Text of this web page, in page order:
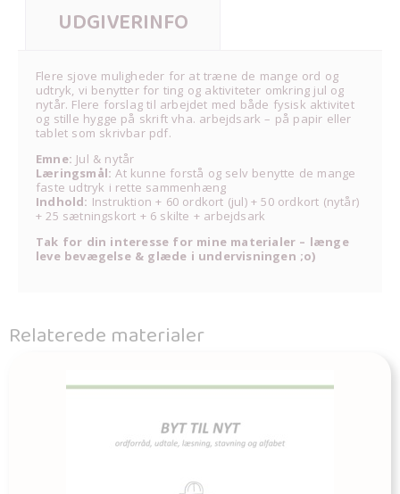
UDGIVERINFO
Flere sjove muligheder for at træne de mange ord og
udtryk, vi benytter for ting og aktiviteter omkring jul og
nytår. Flere forslag til arbejdet med både fysisk aktivitet
og stille hygge på skrift vha. arbejdsark – på papir eller
tablet som skrivbar pdf.
Emne: Jul & nytår
Læringsmål: At kunne forstå og selv benytte de mange
faste udtryk i rette sammenhæng
Indhold: Instruktion + 60 ordkort (jul) + 50 ordkort (nytår)
+ 25 sætningskort + 6 skilte + arbejdsark
Tak for din interesse for mine materialer – længe
leve bevægelse & glæde i undervisningen ;o)
Relaterede materialer